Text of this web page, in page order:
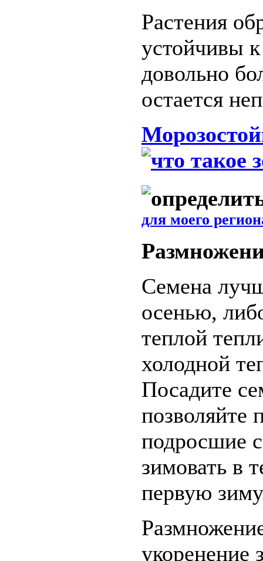
Растения
устойчивы
довольно
остается
для моего
Семена
осенью,
теплой
холодной
Посадите
позволяйте
подросшие
зимовать в
первую
укоренение